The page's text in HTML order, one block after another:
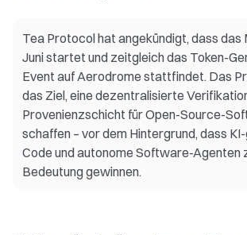
Tea Protocol hat angekündigt, dass das
Juni startet und zeitgleich das Token-
Event auf Aerodrome stattfindet. Das
das Ziel, eine dezentralisierte
Provenienzschicht für Open-Source-
schaffen – vor dem Hintergrund, dass
Code und autonome Software-Agenten
Bedeutung gewinnen.